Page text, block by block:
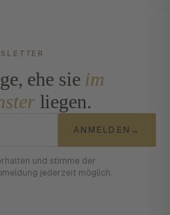
ehe sie im
liegen.
ANMELDEN →
und stimme der
jederzeit möglich.